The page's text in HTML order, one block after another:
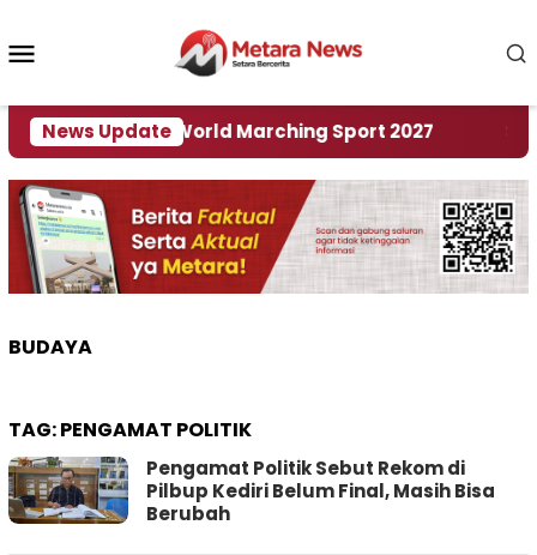
konten
News Update
Rumah World Marching Sport 2027 ‎Soal
BUDAYA
TAG:PENGAMAT POLITIK
Pengamat Politik Sebut Rekom di
Pilbup Kediri Belum Final, Masih Bisa
Berubah